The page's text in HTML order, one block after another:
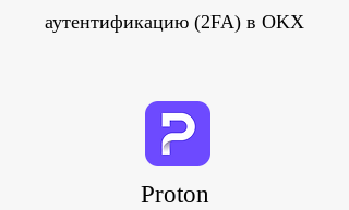
аутентификацию (2FA) в OKX
Proton